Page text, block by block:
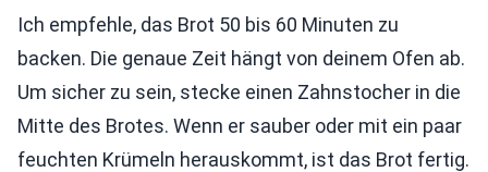
Ich empfehle, das Brot 50 bis 60 Minuten zu
backen. Die genaue Zeit hängt von deinem Ofen ab.
Um sicher zu sein, stecke einen Zahnstocher in die
Mitte des Brotes. Wenn er sauber oder mit ein paar
feuchten Krümeln herauskommt, ist das Brot fertig.